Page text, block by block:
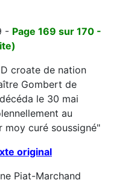
- Page 169 sur 170 -
croate de nation
Gombert de
le 30 mai
au
moy curé soussigné"
original
Piat-Marchand